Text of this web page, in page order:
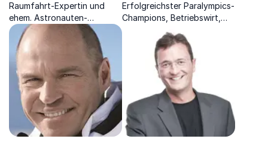
Raumfahrt-Expertin und
ehem. Astronauten-
Ausbilderin bei der ESA,
Physikerin, Unternehmerin
Erfolgreichster Paralympics-
Champions, Betriebswirt,
Diplom-Pädagoge &
Betriebs-Psychologe